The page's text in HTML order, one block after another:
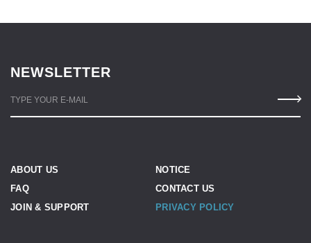
NEWSLETTER
TYPE YOUR E-MAIL
ABOUT US
NOTICE
FAQ
CONTACT US
JOIN & SUPPORT
PRIVACY POLICY